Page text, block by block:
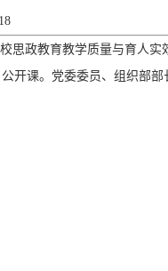
18
思政教育教学质量与育人实
开课。党委委员、组织部